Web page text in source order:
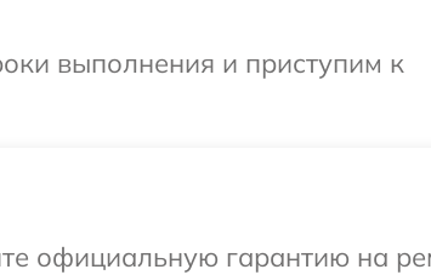
выполнения и приступим к
официальную гарантию на